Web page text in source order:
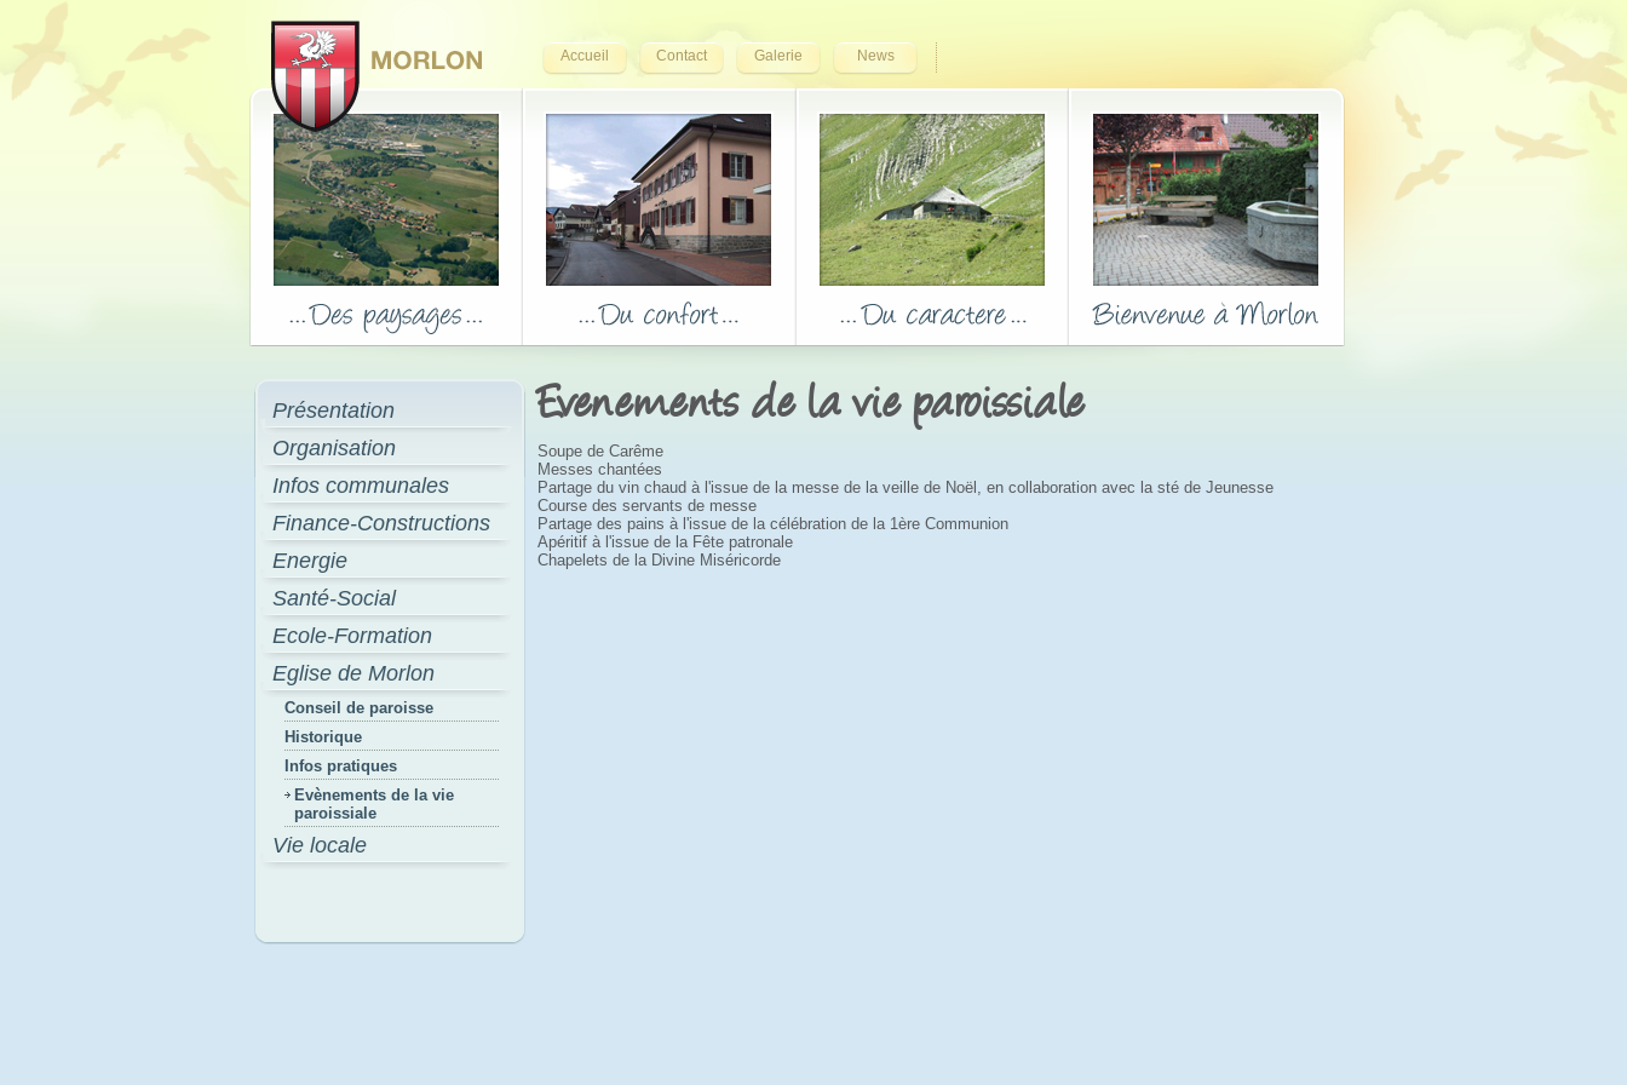
Accueil Contact Galerie News
Présentation
Organisation
Infos communales
Finance-Constructions
Energie
Santé-Social
Ecole-Formation
Eglise de Morlon
Conseil de paroisse
Historique
Infos pratiques
Evènements de la vie
paroissiale
Vie locale
Evenements de la vie paroissiale
Soupe de Carême
Messes chantées
Partage du vin chaud à l'issue de la messe de la veille de Noël, en collaboration avec la sté de Jeunesse
Course des servants de messe
Partage des pains à l'issue de la célébration de la 1ère Communion
Apéritif à l'issue de la Fête patronale
Chapelets de la Divine Miséricorde